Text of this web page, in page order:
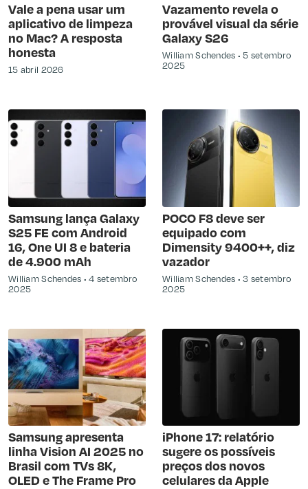
Vale a pena usar um
aplicativo de limpeza
no Mac? A resposta
honesta
15 abril 2026
Vazamento revela o
provável visual da série
Galaxy S26
William Schendes
5 setembro
2025
Samsung lança Galaxy
S25 FE com Android
16, One UI 8 e bateria
de 4.900 mAh
William Schendes
4 setembro
2025
POCO F8 deve ser
equipado com
Dimensity 9400++, diz
vazador
William Schendes
3 setembro
2025
Samsung apresenta
linha Vision AI 2025 no
Brasil com TVs 8K,
OLED e The Frame Pro
iPhone 17: relatório
sugere os possíveis
preços dos novos
celulares da Apple